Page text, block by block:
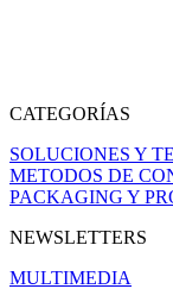
CATEGORÍAS
SOLUCIONES Y
METODOS DE
PACKAGING Y
NEWSLETTERS
MULTIMEDIA